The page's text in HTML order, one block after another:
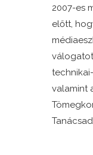
2007-es
előtt,
valamint